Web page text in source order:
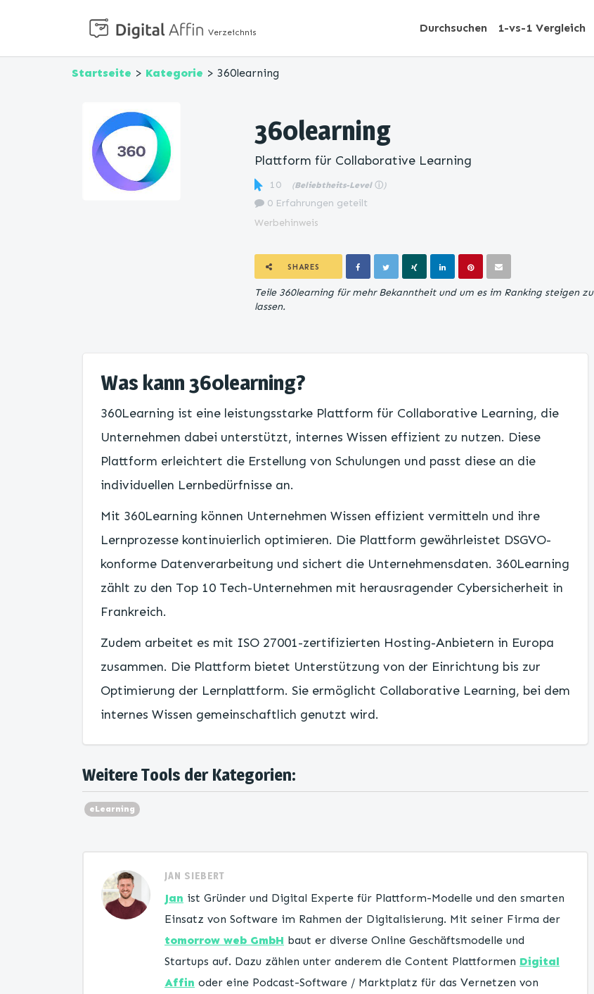
Verzeichnis Durchsuchen 1-vs-1 Vergleich
Startseite > Kategorie > 360learning
360learning
Plattform für Collaborative Learning
10 (Beliebtheits-Level ⓘ)
0 Erfahrungen geteilt
Werbehinweis
SHARES
Teile 360learning für mehr Bekanntheit und um es im Ranking steigen zu
lassen.
Was kann 360learning?
360Learning ist eine leistungsstarke Plattform für Collaborative Learning, die
Unternehmen dabei unterstützt, internes Wissen effizient zu nutzen. Diese
Plattform erleichtert die Erstellung von Schulungen und passt diese an die
individuellen Lernbedürfnisse an.
Mit 360Learning können Unternehmen Wissen effizient vermitteln und ihre
Lernprozesse kontinuierlich optimieren. Die Plattform gewährleistet DSGVO-
konforme Datenverarbeitung und sichert die Unternehmensdaten. 360Learning
zählt zu den Top 10 Tech-Unternehmen mit herausragender Cybersicherheit in
Frankreich.
Zudem arbeitet es mit ISO 27001-zertifizierten Hosting-Anbietern in Europa
zusammen. Die Plattform bietet Unterstützung von der Einrichtung bis zur
Optimierung der Lernplattform. Sie ermöglicht Collaborative Learning, bei dem
internes Wissen gemeinschaftlich genutzt wird.
Weitere Tools der Kategorien:
eLearning
JAN SIEBERT
Jan ist Gründer und Digital Experte für Plattform-Modelle und den smarten
Einsatz von Software im Rahmen der Digitalisierung. Mit seiner Firma der
tomorrow web GmbH baut er diverse Online Geschäftsmodelle und
Startups auf. Dazu zählen unter anderem die Content Plattformen Digital
Affin oder eine Podcast-Software / Marktplatz für das Vernetzen von